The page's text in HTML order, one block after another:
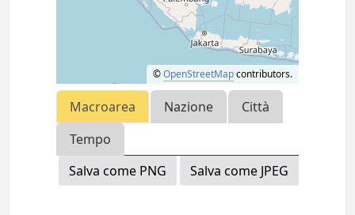
©OpenStreetMapcontributors.
Macroarea Nazione
Città
Tempo
Salva come PNG
Salva come JPEG